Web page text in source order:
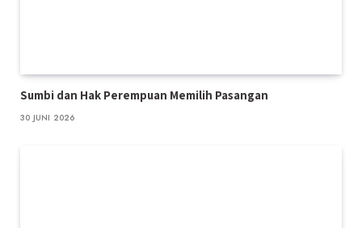
Sumbi dan Hak Perempuan Memilih Pasangan
30 JUNI 2026